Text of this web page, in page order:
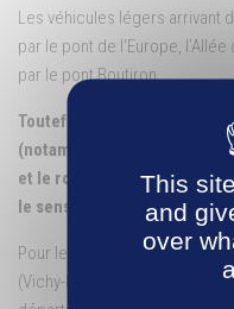
Les véhicules légers arrivant
par le pont de l‘Europe,
par le pont Boutiron.
Toutefois, pour des raisons
(notamment pour les
et le rond-point de Mr
le sens Vichy/Creuzier-le-
Pour les poids lourds, la
(Vichy-Rhue) et Saint
This
and
over